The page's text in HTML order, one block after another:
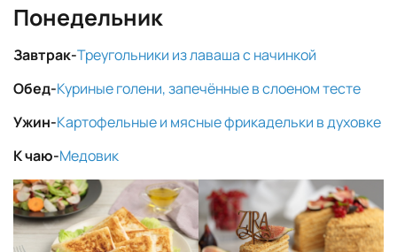
Понедельник
Завтрак-Треугольники из лаваша с начинкой
Обед-Куриные голени, запечённые в слоеном тесте
Ужин-Картофельные и мясные фрикадельки в духовке
К чаю-Медовик